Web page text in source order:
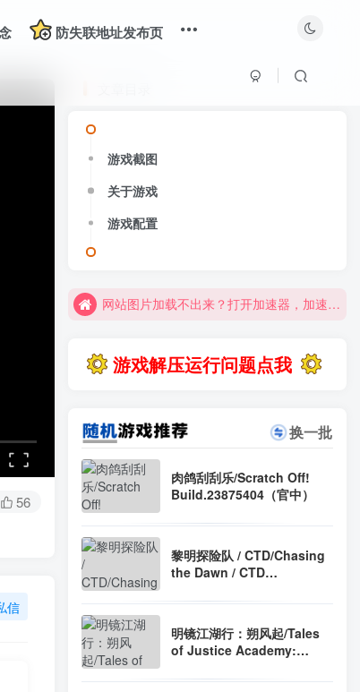
防失联地址发布页
56
信
游戏截图
关于游戏
游戏配置
网站图片加载不出来？打开加速器，加速steam，清空浏览器缓存试试
大部分游戏解压安装问题可通过网站首页运行教程排查解决
游戏解压运行问题点我
换一批
肉鸽刮刮乐/Scratch Off!
Build.23875404（官中）
黎明探险队 / CTD/Chasing
the Dawn / CTD
明镜江湖行：朔风起/Tales
of Justice Academy:
Build.23049748（官中）